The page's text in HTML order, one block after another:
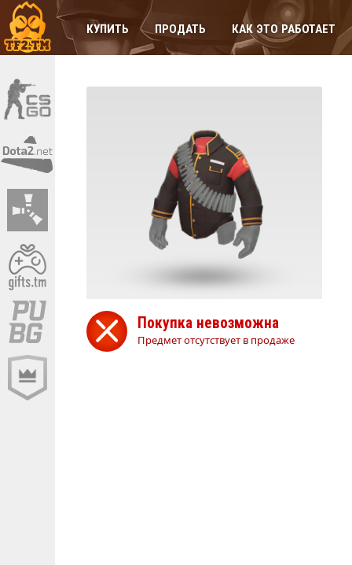
КУПИТЬ ПРОДАТЬ КАК ЭТО РАБОТАЕТ
Покупка невозможна
Предмет отсутствует в продаже